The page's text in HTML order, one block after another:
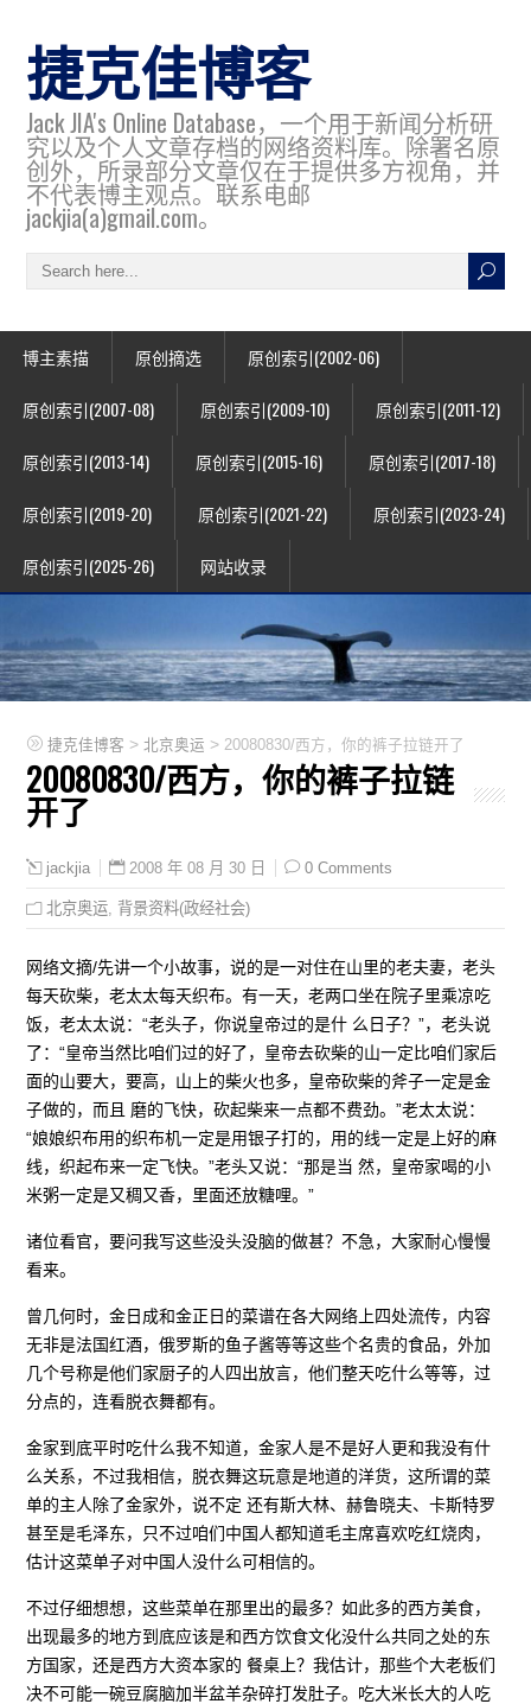
捷克佳博客
Jack JIA's Online Database，一个用于新闻分析研
究以及个人文章存档的网络资料库。除署名原
创外，所录部分文章仅在于提供多方视角，并
不代表博主观点。联系电邮
jackjia(a)gmail.com。
博主素描 原创摘选 原创索引(2002-06)
原创索引(2007-08) 原创索引(2009-10) 原创索引(2011-12)
原创索引(2013-14) 原创索引(2015-16) 原创索引(2017-18)
原创索引(2019-20) 原创索引(2021-22) 原创索引(2023-24)
原创索引(2025-26) 网站收录
捷克佳博客 > 北京奥运 > 20080830/西方，你的裤子拉链开了
20080830/西方，你的裤子拉链
开了
jackjia 2008 年 08 月 30 日 0 Comments
北京奥运 背景资料(政经社会)
网络文摘/先讲一个小故事，说的是一对住在山里的老夫妻，老头
每天砍柴，老太太每天织布。有一天，老两口坐在院子里乘凉吃
饭，老太太说：“老头子，你说皇帝过的是什 么日子？”，老头说
了：“皇帝当然比咱们过的好了，皇帝去砍柴的山一定比咱们家后
面的山要大，要高，山上的柴火也多，皇帝砍柴的斧子一定是金
子做的，而且 磨的飞快，砍起柴来一点都不费劲。”老太太说：
“娘娘织布用的织布机一定是用银子打的，用的线一定是上好的麻
线，织起布来一定飞快。”老头又说：“那是当 然，皇帝家喝的小
米粥一定是又稠又香，里面还放糖哩。”
诸位看官，要问我写这些没头没脑的做甚？不急，大家耐心慢慢
看来。
曾几何时，金日成和金正日的菜谱在各大网络上四处流传，内容
无非是法国红酒，俄罗斯的鱼子酱等等这些个名贵的食品，外加
几个号称是他们家厨子的人四出放言，他们整天吃什么等等，过
分点的，连看脱衣舞都有。
金家到底平时吃什么我不知道，金家人是不是好人更和我没有什
么关系，不过我相信，脱衣舞这玩意是地道的洋货，这所谓的菜
单的主人除了金家外，说不定 还有斯大林、赫鲁晓夫、卡斯特罗
甚至是毛泽东，只不过咱们中国人都知道毛主席喜欢吃红烧肉，
估计这菜单子对中国人没什么可相信的。
不过仔细想想，这些菜单在那里出的最多？如此多的西方美食，
出现最多的地方到底应该是和西方饮食文化没什么共同之处的东
方国家，还是西方大资本家的 餐桌上？我估计，那些个大老板们
决不可能一碗豆腐脑加半盆羊杂碎打发肚子。吃大米长大的人吃